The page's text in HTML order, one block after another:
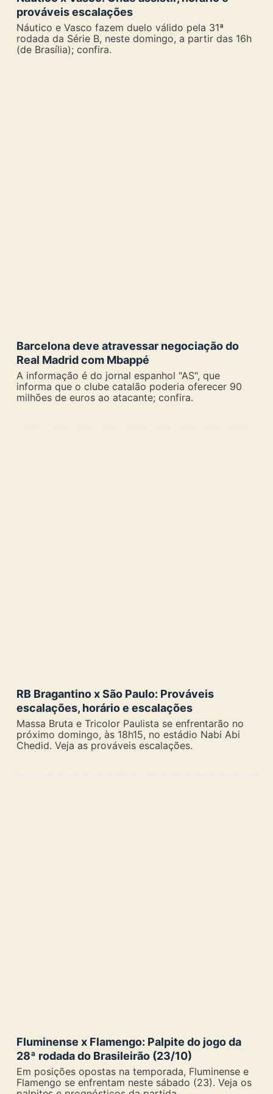
prováveis escalações
Náutico e Vasco fazem duelo válido pela 31ª
rodada da Série B, neste domingo, a partir das 16h
(de Brasília); confira.
Barcelona deve atravessar negociação do
Real Madrid com Mbappé
A informação é do jornal espanhol "AS", que
informa que o clube catalão poderia oferecer 90
milhões de euros ao atacante; confira.
RB Bragantino x São Paulo: Prováveis
escalações, horário e escalações
Massa Bruta e Tricolor Paulista se enfrentarão no
próximo domingo, às 18h15, no estádio Nabi Abi
Chedid. Veja as prováveis escalações.
Fluminense x Flamengo: Palpite do jogo da
28ª rodada do Brasileirão (23/10)
Em posições opostas na temporada, Fluminense e
Flamengo se enfrentam neste sábado (23). Veja os